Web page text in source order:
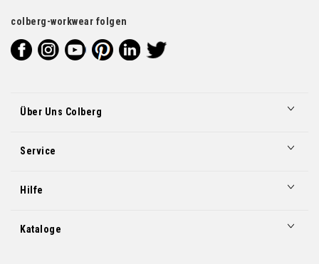
colberg-workwear folgen
Über Uns Colberg
Service
Hilfe
Kataloge